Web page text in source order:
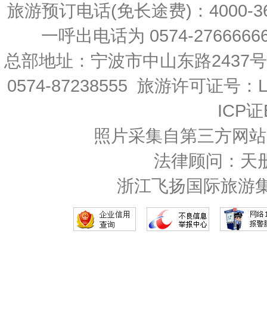
旅游预订电话(免长途费)：4000-
一呼出电话为 0574-
总部地址：宁波市中山东路2437
0574-87238555 旅游许可证号
ICP
照片采集自第三方网
法律顾问：天
浙江飞扬国际旅游